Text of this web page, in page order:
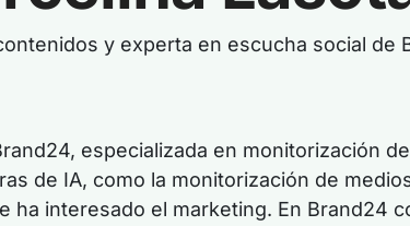
y experta en escucha social de
especializada en monitorización
de IA, como la monitorización de
ha interesado el marketing. En Brand24